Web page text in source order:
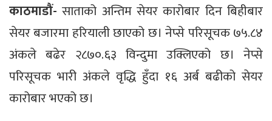
काठमाडौं- साताको अन्तिम सेयर कारोबार दिन बिहीबार
सेयर बजारमा हरियाली छाएको छ। नेप्से परिसूचक ७५.८४
अंकले बढेर २८७०.६३ विन्दुमा उक्लिएको छ। नेप्से
परिसूचक भारी अंकले वृद्धि हुँदा १६ अर्ब बढीको सेयर
कारोबार भएको छ।